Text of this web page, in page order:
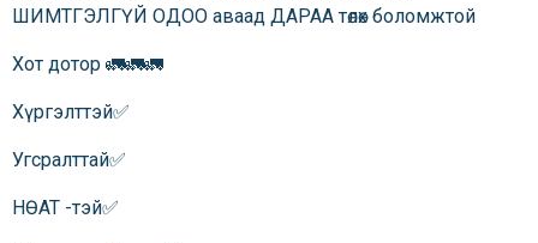
ШИМТГЭЛГҮЙ ОДОО аваад ДАРАА төлөх боломжтой
Хот дотор 🚛🚛🚛
Хүргэлттэй✅
Угсралттай✅
НӨАТ -тэй✅